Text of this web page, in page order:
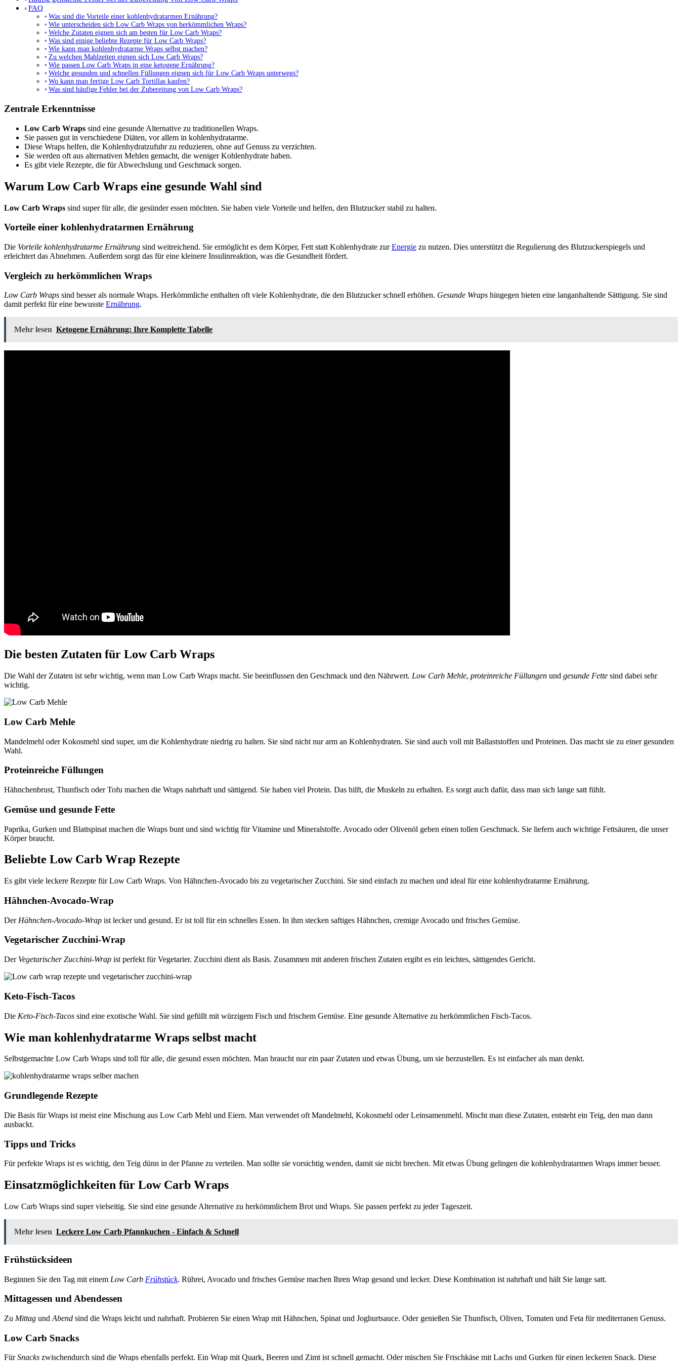
FAQ
Was sind die Vorteile einer kohlenhydratarmen Ernährung?
Wie unterscheiden sich Low Carb Wraps von herkömmlichen Wraps?
Welche Zutaten eignen sich am besten für Low Carb Wraps?
Was sind einige beliebte Rezepte für Low Carb Wraps?
Wie kann man kohlenhydratarme Wraps selbst machen?
Zu welchen Mahlzeiten eignen sich Low Carb Wraps?
Wie passen Low Carb Wraps in eine ketogene Ernährung?
Welche gesunden und schnellen Füllungen eignen sich für Low Carb Wraps unterwegs?
Wo kann man fertige Low Carb Tortillas kaufen?
Was sind häufige Fehler bei der Zubereitung von Low Carb Wraps?
Zentrale Erkenntnisse
Low Carb Wraps sind eine gesunde Alternative zu traditionellen Wraps.
Sie passen gut in verschiedene Diäten, vor allem in kohlenhydratarme.
Diese Wraps helfen, die Kohlenhydratzufuhr zu reduzieren, ohne auf Genuss zu verzichten.
Sie werden oft aus alternativen Mehlen gemacht, die weniger Kohlenhydrate haben.
Es gibt viele Rezepte, die für Abwechslung und Geschmack sorgen.
Warum Low Carb Wraps eine gesunde Wahl sind
Low Carb Wraps sind super für alle, die gesünder essen möchten. Sie haben viele Vorteile und helfen, den Blutzucker stabil zu halten.
Vorteile einer kohlenhydratarmen Ernährung
Die Vorteile kohlenhydratarme Ernährung sind weitreichend. Sie ermöglicht es dem Körper, Fett statt Kohlenhydrate zurEnergie zu nutzen. Dies unterstützt die Regulierung des Blutzuckerspiegels und
erleichtert das Abnehmen. Außerdem sorgt das für eine kleinere Insulinreaktion, was die Gesundheit fördert.
Vergleich zu herkömmlichen Wraps
Low Carb Wraps sind besser als normale Wraps. Herkömmliche enthalten oft viele Kohlenhydrate, die den Blutzucker schnell erhöhen. Gesunde Wraps hingegen bieten eine langanhaltende Sättigung. Sie sind
damit perfekt für eine bewusste Ernährung.
Mehr lesen Ketogene Ernährung: Ihre Komplette Tabelle
Die besten Zutaten für Low Carb Wraps
Die Wahl der Zutaten ist sehr wichtig, wenn man Low Carb Wraps macht. Sie beeinflussen den Geschmack und den Nährwert. Low Carb Mehle, proteinreiche Füllungen und gesunde Fette sind dabei sehr
wichtig.
Low Carb Mehle
Mandelmehl oder Kokosmehl sind super, um die Kohlenhydrate niedrig zu halten. Sie sind nicht nur arm an Kohlenhydraten. Sie sind auch voll mit Ballaststoffen und Proteinen. Das macht sie zu einer gesunden
Wahl.
Proteinreiche Füllungen
Hähnchenbrust, Thunfisch oder Tofu machen die Wraps nahrhaft und sättigend. Sie haben viel Protein. Das hilft, die Muskeln zu erhalten. Es sorgt auch dafür, dass man sich lange satt fühlt.
Gemüse und gesunde Fette
Paprika, Gurken und Blattspinat machen die Wraps bunt und sind wichtig für Vitamine und Mineralstoffe. Avocado oder Olivenöl geben einen tollen Geschmack. Sie liefern auch wichtige Fettsäuren, die unser
Körper braucht.
Beliebte Low Carb Wrap Rezepte
Es gibt viele leckere Rezepte für Low Carb Wraps. Von Hähnchen-Avocado bis zu vegetarischer Zucchini. Sie sind einfach zu machen und ideal für eine kohlenhydratarme Ernährung.
Hähnchen-Avocado-Wrap
Der Hähnchen-Avocado-Wrap ist lecker und gesund. Er ist toll für ein schnelles Essen. In ihm stecken saftiges Hähnchen, cremige Avocado und frisches Gemüse.
Vegetarischer Zucchini-Wrap
Der Vegetarischer Zucchini-Wrap ist perfekt für Vegetarier. Zucchini dient als Basis. Zusammen mit anderen frischen Zutaten ergibt es ein leichtes, sättigendes Gericht.
Keto-Fisch-Tacos
Die Keto-Fisch-Tacos sind eine exotische Wahl. Sie sind gefüllt mit würzigem Fisch und frischem Gemüse. Eine gesunde Alternative zu herkömmlichen Fisch-Tacos.
Wie man kohlenhydratarme Wraps selbst macht
Selbstgemachte Low Carb Wraps sind toll für alle, die gesund essen möchten. Man braucht nur ein paar Zutaten und etwas Übung, um sie herzustellen. Es ist einfacher als man denkt.
Grundlegende Rezepte
Die Basis für Wraps ist meist eine Mischung aus Low Carb Mehl und Eiern. Man verwendet oft Mandelmehl, Kokosmehl oder Leinsamenmehl. Mischt man diese Zutaten, entsteht ein Teig, den man dann
ausbackt.
Tipps und Tricks
Für perfekte Wraps ist es wichtig, den Teig dünn in der Pfanne zu verteilen. Man sollte sie vorsichtig wenden, damit sie nicht brechen. Mit etwas Übung gelingen die kohlenhydratarmen Wraps immer besser.
Einsatzmöglichkeiten für Low Carb Wraps
Low Carb Wraps sind super vielseitig. Sie sind eine gesunde Alternative zu herkömmlichem Brot und Wraps. Sie passen perfekt zu jeder Tageszeit.
Mehr lesen Leckere Low Carb Pfannkuchen - Einfach & Schnell
Frühstücksideen
Beginnen Sie den Tag mit einem Low Carb Frühstück. Rührei, Avocado und frisches Gemüse machen Ihren Wrap gesund und lecker. Diese Kombination ist nahrhaft und hält Sie lange satt.
Mittagessen und Abendessen
Zu Mittag und Abend sind die Wraps leicht und nahrhaft. Probieren Sie einen Wrap mit Hähnchen, Spinat und Joghurtsauce. Oder genießen Sie Thunfisch, Oliven, Tomaten und Feta für mediterranen Genuss.
Low Carb Snacks
FürSnacks zwischendurch sind die Wraps ebenfalls perfekt. Ein Wrap mit Quark, Beeren und Zimt ist schnell gemacht. Oder mischen Sie Frischkäse mit Lachs und Gurken für einen leckeren Snack. Diese